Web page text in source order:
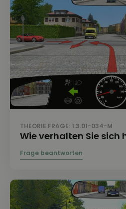
THEORIE FRAGE: 1.3.01-034-M
Wie verhalten Sie sich